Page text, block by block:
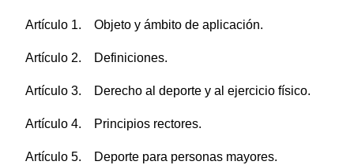
Artículo 1. Objeto y ámbito de aplicación.
Artículo 2. Definiciones.
Artículo 3. Derecho al deporte y al ejercicio físico.
Artículo 4. Principios rectores.
Artículo 5. Deporte para personas mayores.